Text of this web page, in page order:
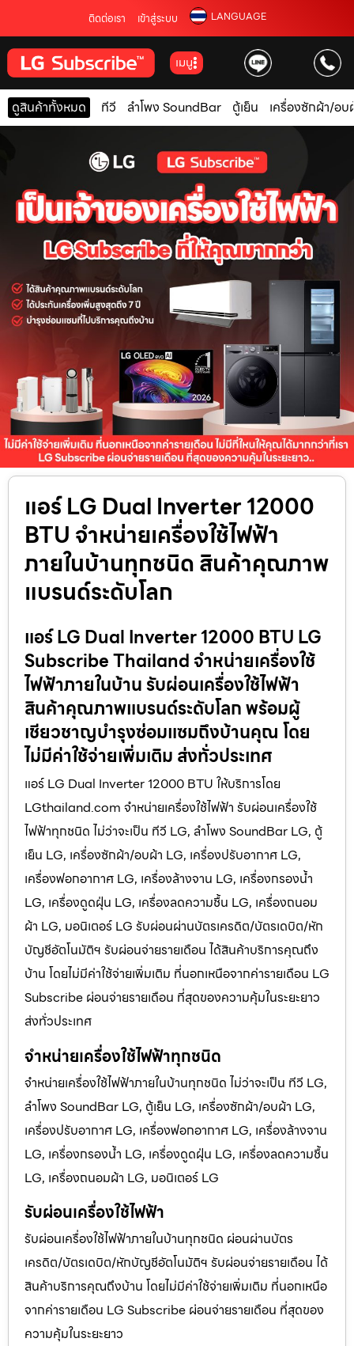
ติดต่อเรา เข้าสู่ระบบ LANGUAGE
เมนู
ดูสินค้าทั้งหมด ทีวี ลำโพง SoundBar ตู้เย็น เครื่องซักผ้า/อบ
แอร์ LG Dual Inverter 12000
BTU จำหน่ายเครื่องใช้ไฟฟ้า
ภายในบ้านทุกชนิด สินค้าคุณภาพ
แบรนด์ระดับโลก
แอร์ LG Dual Inverter 12000 BTU LG
Subscribe Thailand จำหน่ายเครื่องใช้
ไฟฟ้าภายในบ้าน รับผ่อนเครื่องใช้ไฟฟ้า
สินค้าคุณภาพแบรนด์ระดับโลก พร้อมผู้
เชียวชาญบำรุงซ่อมแซมถึงบ้านคุณ โดย
ไม่มีค่าใช้จ่ายเพิ่มเติม ส่งทั่วประเทศ
แอร์ LG Dual Inverter 12000 BTU ให้บริการโดย
LGthailand.com จำหน่ายเครื่องใช้ไฟฟ้า รับผ่อนเครื่องใช้
ไฟฟ้าทุกชนิด ไม่ว่าจะเป็น ทีวี LG, ลำโพง SoundBar LG, ตู้
เย็น LG, เครื่องซักผ้า/อบผ้า LG, เครื่องปรับอากาศ LG,
เครื่องฟอกอากาศ LG, เครื่องล้างจาน LG, เครื่องกรองน้ำ
LG, เครื่องดูดฝุ่น LG, เครื่องลดความชื้น LG, เครื่องถนอม
ผ้า LG, มอนิเตอร์ LG รับผ่อนผ่านบัตรเครดิต/บัตรเดบิต/หัก
บัญชีอัตโนมัติฯ รับผ่อนจ่ายรายเดือน ได้สินค้าบริการคุณถึง
บ้าน โดยไม่มีค่าใช้จ่ายเพิ่มเติม ที่นอกเหนือจากค่ารายเดือน LG
Subscribe ผ่อนจ่ายรายเดือน ที่สุดของความคุ้มในระยะยาว
ส่งทั่วประเทศ
จำหน่ายเครื่องใช้ไฟฟ้าทุกชนิด
จำหน่ายเครื่องใช้ไฟฟ้าภายในบ้านทุกชนิด ไม่ว่าจะเป็น ทีวี LG,
ลำโพง SoundBar LG, ตู้เย็น LG, เครื่องซักผ้า/อบผ้า LG,
เครื่องปรับอากาศ LG, เครื่องฟอกอากาศ LG, เครื่องล้างจาน
LG, เครื่องกรองน้ำ LG, เครื่องดูดฝุ่น LG, เครื่องลดความชื้น
LG, เครื่องถนอมผ้า LG, มอนิเตอร์ LG
รับผ่อนเครื่องใช้ไฟฟ้า
รับผ่อนเครื่องใช้ไฟฟ้าภายในบ้านทุกชนิด ผ่อนผ่านบัตร
เครดิต/บัตรเดบิต/หักบัญชีอัตโนมัติฯ รับผ่อนจ่ายรายเดือน ได้
สินค้าบริการคุณถึงบ้าน โดยไม่มีค่าใช้จ่ายเพิ่มเติม ที่นอกเหนือ
จากค่ารายเดือน LG Subscribe ผ่อนจ่ายรายเดือน ที่สุดของ
ความคุ้มในระยะยาว